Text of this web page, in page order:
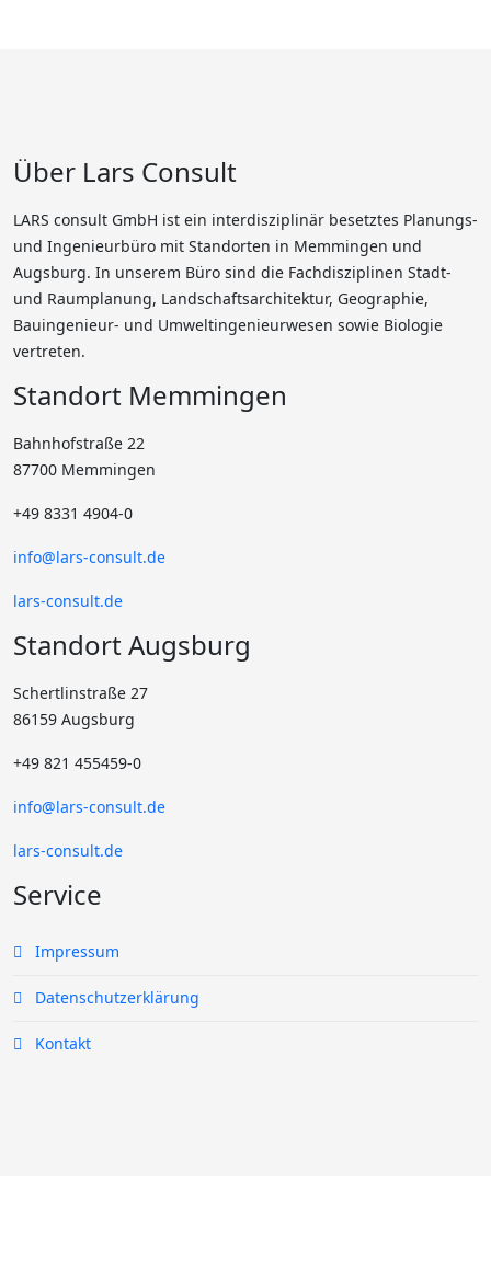
Über Lars Consult
LARS consult GmbH ist ein interdisziplinär besetztes Planungs-
und Ingenieurbüro mit Standorten in Memmingen und
Augsburg. In unserem Büro sind die Fachdisziplinen Stadt-
und Raumplanung, Landschaftsarchitektur, Geographie,
Bauingenieur- und Umweltingenieurwesen sowie Biologie
vertreten.
Standort Memmingen
Bahnhofstraße 22
87700 Memmingen
+49 8331 4904-0
info@lars-consult.de
lars-consult.de
Standort Augsburg
Schertlinstraße 27
86159 Augsburg
+49 821 455459-0
info@lars-consult.de
lars-consult.de
Service
Impressum
Datenschutzerklärung
Kontakt